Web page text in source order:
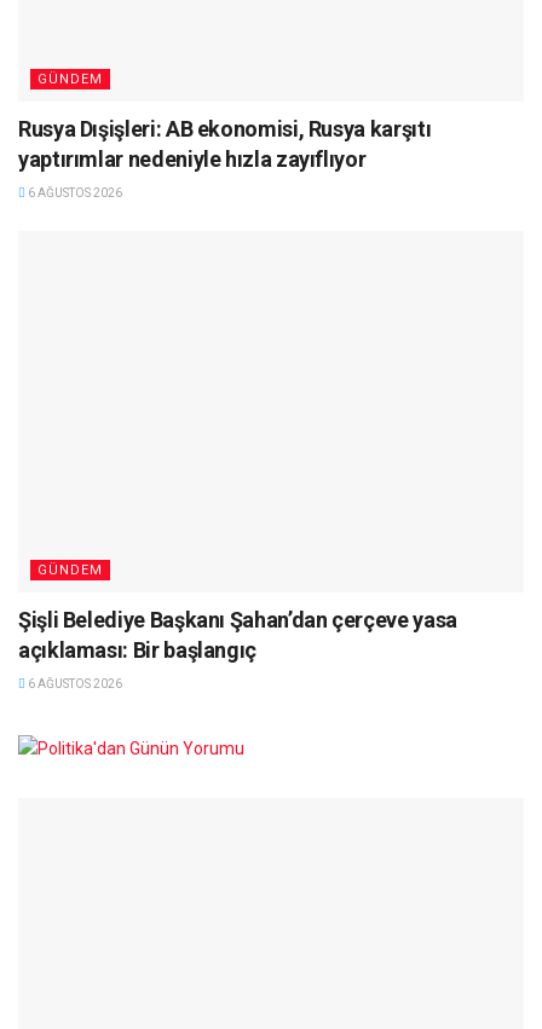
GÜNDEM
Rusya Dışişleri: AB ekonomisi, Rusya karşıtı
yaptırımlar nedeniyle hızla zayıflıyor
6 AĞUSTOS 2026
GÜNDEM
Şişli Belediye Başkanı Şahan’dan çerçeve yasa
açıklaması: Bir başlangıç
6 AĞUSTOS 2026